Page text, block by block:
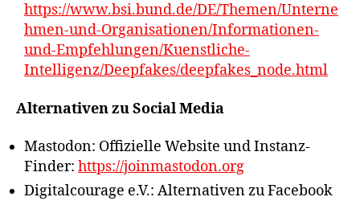
https://www.bsi.bund.de/DE/Themen/Unterne
hmen-und-Organisationen/Informationen-
und-Empfehlungen/Kuenstliche-
Intelligenz/Deepfakes/deepfakes_node.html
Alternativen zu Social Media
Mastodon: Offizielle Website und Instanz-
Finder: https://joinmastodon.org
Digitalcourage e.V.: Alternativen zu Facebook